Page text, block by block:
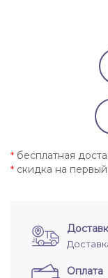
* бесплатная
* скидка на первый
Оплата